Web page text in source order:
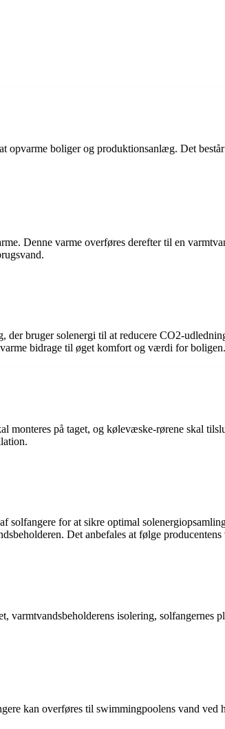
boliger og produktionsanlæg. Det
Denne varme overføres derefter til en
bruger solenergi til at reducere CO2-
bidrage til øget komfort og værdi for boligen.
på taget, og kølevæske-rørene skal
for at sikre optimal
Det anbefales at følge
varmtvandsbeholderens isolering,
kan overføres til swimmingpoolens vand